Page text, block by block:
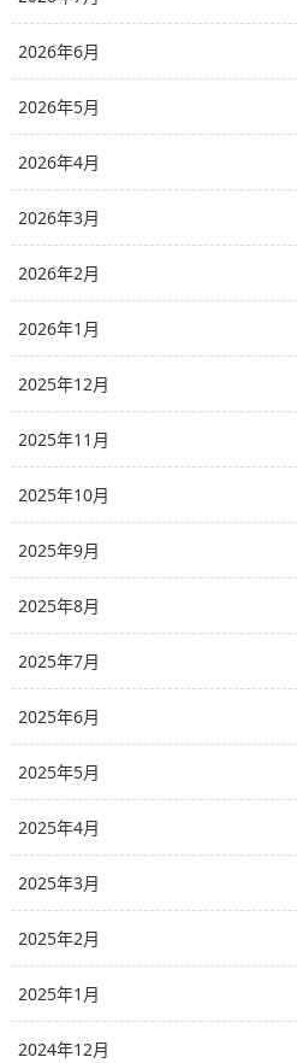
2026年6月
2026年5月
2026年4月
2026年3月
2026年2月
2026年1月
2025年12月
2025年11月
2025年10月
2025年9月
2025年8月
2025年7月
2025年6月
2025年5月
2025年4月
2025年3月
2025年2月
2025年1月
2024年12月